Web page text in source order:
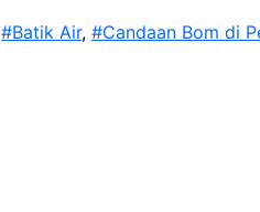
#Batik Air, #Candaan Bom di